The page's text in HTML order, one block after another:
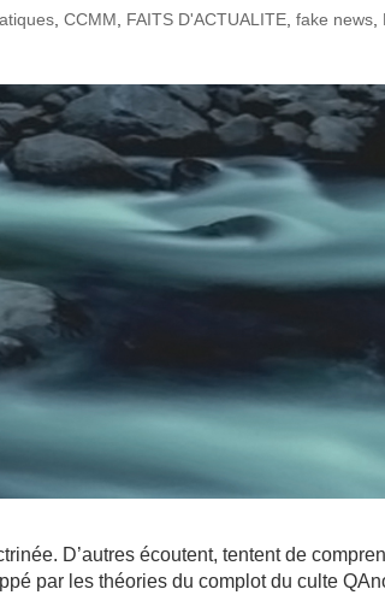
,CCMM FAITS D'ACTUALITE ,fake news
D’autres écoutent, tentent de
par les théories du complot du culte